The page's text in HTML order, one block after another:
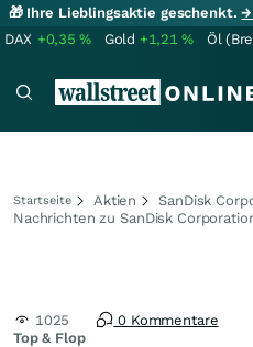
🎁 Ihre Lieblingsaktie geschenkt.
DAX +0,35% Gold +1,21% Öl
Startseite Aktien
SanDisk
Nachrichten zu SanDisk
Top & Flop
1025 0 Kommentare